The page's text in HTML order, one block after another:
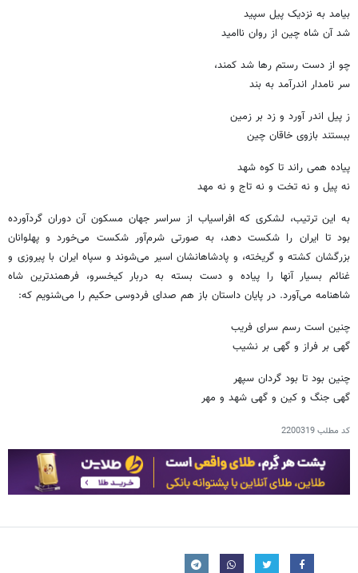
بیامد به نزدیک پیل سپید
شد آن شاه چین از روان ناامید
چو از دست رستم رها شد کمند،
سر نامدار اندرآمد به بند
ز پیل اندر آورد و زد بر زمین
ببستند بازوی خاقان چین
پیاده همی راند تا کوه شهد
نه پیل و نه تخت و نه تاج و نه مهد
به این ترتیب، لشکری که افراسیاب از سراسر جهان مسکون آن دوران گردآورده
بود تا ایران را شکست دهد، به صورتی شرم‌آور شکست می‌خورد و پهلوانان
بزرگشان کشته و گریخته، و پادشاهانشان اسیر می‌شوند و سپاه ایران با پیروزی و
غنائم بسیار آنها را پیاده و دست بسته به دربار کیخسرو، فرهمندترین شاه
شاهنامه می‌آورد. در پایان داستان باز هم صدای فردوسی حکیم را می‌شنویم که:
چنین است رسم سرای فریب
گهی بر فراز و گهی بر نشیب
چنین بود تا بود گردان سپهر
گهی جنگ و کین و گهی شهد و مهر
کد مطلب2200319